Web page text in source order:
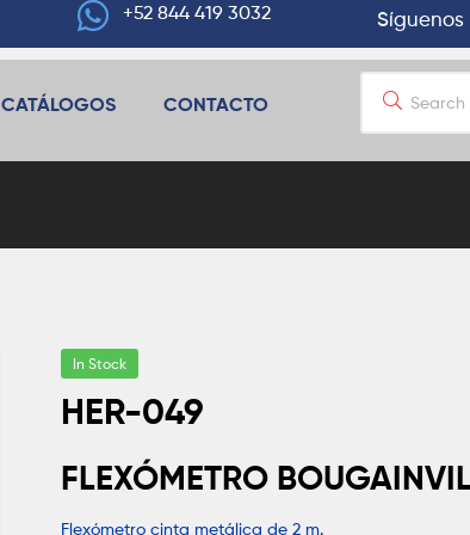
+52 844 419 3032 Síguenos
CATÁLOGOS CONTACTO
In Stock
HER-049
FLEXÓMETRO
Flexómetro cinta metálica de 2 m.